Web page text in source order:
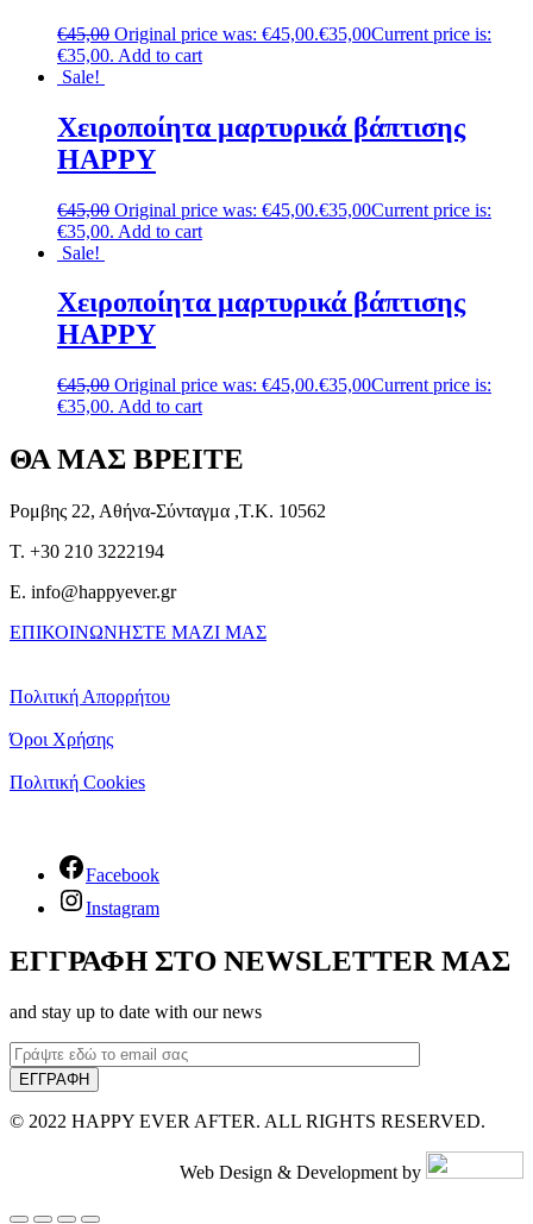
€45,00 Original price was: €45,00.€35,00Current price is:
€35,00. Add to cart
Sale!
Χειροποίητα μαρτυρικά βάπτισης
HAPPY
€45,00 Original price was: €45,00.€35,00Current price is:
€35,00. Add to cart
Sale!
Χειροποίητα μαρτυρικά βάπτισης
HAPPY
€45,00 Original price was: €45,00.€35,00Current price is:
€35,00. Add to cart
ΘΑ ΜΑΣ ΒΡΕΙΤΕ
Ρομβης 22, Αθήνα-Σύνταγμα ,Τ.Κ. 10562
T. +30 210 3222194
E. info@happyever.gr
ΕΠΙΚΟΙΝΩΝΗΣΤΕ ΜΑΖΙ ΜΑΣ
Πολιτική Απορρήτου
Όροι Χρήσης
Πολιτική Cookies
Facebook
Instagram
ΕΓΓΡΑΦΗ ΣΤΟ NEWSLETTER ΜΑΣ
and stay up to date with our news
© 2022 HAPPY EVER AFTER. ALL RIGHTS RESERVED.
Web Design & Development by